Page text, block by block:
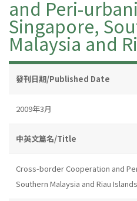
and Peri-
Singapore,
Malaysia and
發刊日期/Published Date
2009年3月
中英文篇名/Title
Cross-border Cooperation and
Southern Malaysia and Riau Islands